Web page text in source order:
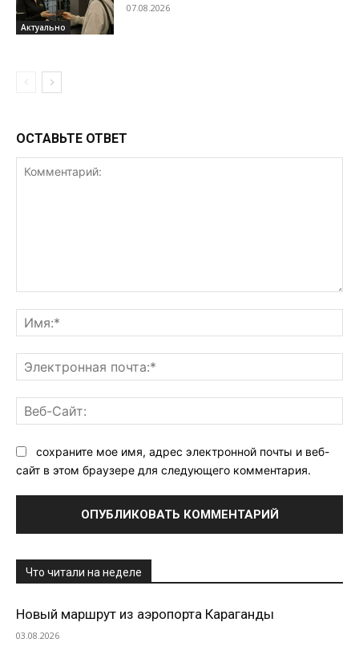
Актуально
07.08.2026
ОСТАВЬТЕ ОТВЕТ
сохраните мое имя, адрес электронной почты и веб-
сайт в этом браузере для следующего комментария.
Что читали на неделе
Новый маршрут из аэропорта Караганды
03.08.2026